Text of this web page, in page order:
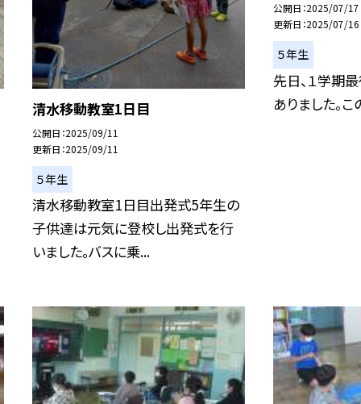
清水移動教室1日目
公開日 2025/09/11
更新日 2025/09/11
５年生
清水移動教室1日目出発式5年生の
子供達は元気に登校し出発式を行
いました。バスに乗...
公開日 2025/07/17
更新日 2025/07/16
５年生
先日、１学期
ありました。